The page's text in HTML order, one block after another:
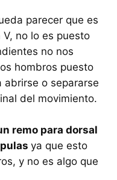
parecer que es
no lo es puesto
no nos
hombros puesto
abrirse o separarse
del movimiento.
remo para dorsal
ya que esto
y no es algo que